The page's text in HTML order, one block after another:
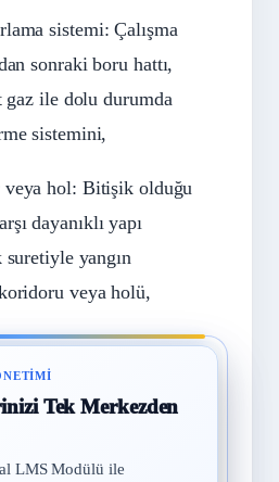
sistemi: Çalışma
sonraki boru hattı,
gaz ile dolu durumda
sistemini,
hol: Bitişik olduğu
dayanıklı yapı
suretiyle yangın
veya holü,
Tek Merkezden
LMS Modülü ile